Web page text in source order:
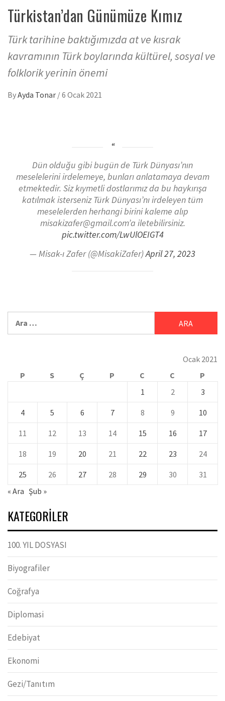
Türkistan’dan Günümüze Kımız
Türk tarihine baktığımızda at ve kısrak
kavramının Türk boylarında kültürel, sosyal ve
folklorik yerinin önemi
ByAyda Tonar /6 Ocak 2021
Dün olduğu gibi bugün de Türk Dünyası’nın
meselelerini irdelemeye, bunları anlatamaya devam
etmektedir. Siz kıymetli dostlarımız da bu haykırışa
katılmak isterseniz Türk Dünyası’nı irdeleyen tüm
meselelerden herhangi birini kaleme alıp
misakizafer@gmail.com’a iletebilirsiniz.
pic.twitter.com/LwUlOEIGT4
— Misak-ı Zafer (@MisakiZafer)April 27, 2023
Ocak 2021
P
S Ç P C C
P
1
2 3
4 5 6 7 8 9 10
11 12 13 14 15 16 17
18 19 20 21 22 23 24
25 26 27 28 29 30
31
« Ara Şub »
KATEGORILER
100. YIL DOSYASI
Biyografiler
Coğrafya
Diplomasi
Edebiyat
Ekonomi
Gezi/Tanıtım